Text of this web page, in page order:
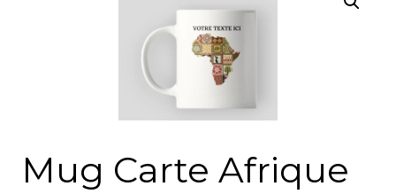
Mug Carte Afrique